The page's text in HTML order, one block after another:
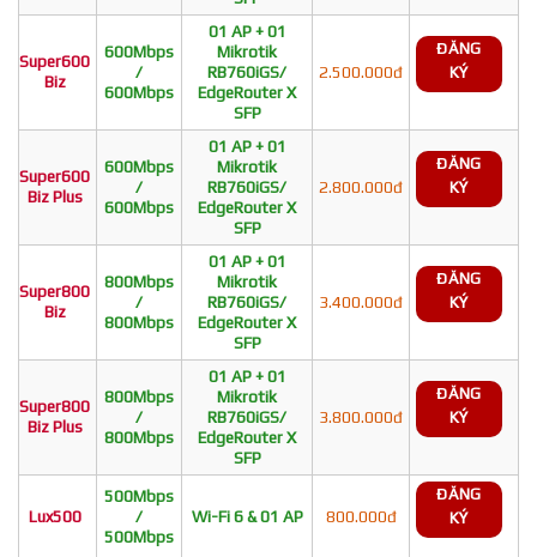
Super600
Biz
600Mbps
/
600Mbps
01 AP + 01
Mikrotik
RB760iGS/
EdgeRouter X
SFP
2.500.000đ
ĐĂNG
KÝ
Super600
Biz Plus
600Mbps
/
600Mbps
01 AP + 01
Mikrotik
RB760iGS/
EdgeRouter X
SFP
2.800.000đ
ĐĂNG
KÝ
Super800
Biz
800Mbps
/
800Mbps
01 AP + 01
Mikrotik
RB760iGS/
EdgeRouter X
SFP
3.400.000đ
ĐĂNG
KÝ
Super800
Biz Plus
800Mbps
/
800Mbps
01 AP + 01
Mikrotik
RB760iGS/
EdgeRouter X
SFP
3.800.000đ
ĐĂNG
KÝ
Lux500
500Mbps
/
500Mbps
Wi-Fi 6 & 01 AP 800.000đ
ĐĂNG
KÝ